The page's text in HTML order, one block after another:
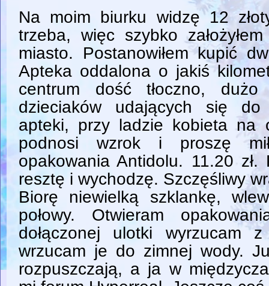
Na moim biurku widzę 12
trzeba, więc szybko
miasto. Postanowiłem kupić
Apteka oddalona o jakiś
centrum dość tłoczno,
dzieciaków udających się do
apteki, przy ladzie kobieta na
podnosi wzrok i proszę
opakowania Antidolu. 11.20 zł.
resztę i wychodzę. Szczęśliwy
Biorę niewielką szklankę,
połowy. Otwieram
dołączonej ulotki wyrzucam
wrzucam je do zimnej wody.
rozpuszczają, a ja w